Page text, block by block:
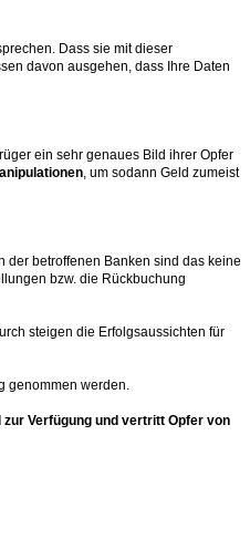
Dass sie mit dieser
davon ausgehen, dass Ihre Daten
ein sehr genaues Bild ihrer Opfer
, um sodann Geld zumeist
der betroffenen Banken sind das keine
bzw. die Rückbuchung
steigen die Erfolgsaussichten für
genommen werden.
Verfügung und vertritt Opfer von